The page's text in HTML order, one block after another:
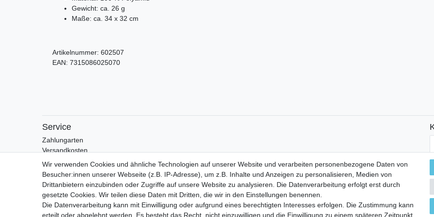
Gewicht: ca. 26 g
Maße: ca. 34 x 32 cm
Artikelnummer: 602507
EAN: 7315086025070
Wir verwenden Cookies und ähnliche Technologien auf unserer Website und verarbeiten personenbezogene Daten von
Besucher:innen unserer Webseite (z.B. IP-Adresse), um z.B. Inhalte und Anzeigen zu personalisieren, Medien von
Drittanbietern einzubinden oder Zugriffe auf unsere Website zu analysieren. Die Datenverarbeitung erfolgt erst durch
gesetzte Cookies. Wir teilen diese Daten mit Dritten, die wir in den Einstellungen benennen.
Die Datenverarbeitung kann mit Einwilligung oder aufgrund eines berechtigten Interesses erfolgen. Die Zustimmung kann
erteilt oder abgelehnt werden. Es besteht das Recht, nicht einzuwilligen und die Einwilligung zu einem späteren Zeitpunkt
Service
Zahlungarten
Versandkosten
Batterierücknahmeverordnung